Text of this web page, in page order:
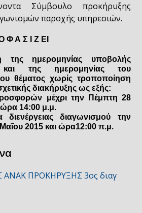
Σύμβουλο προκήρυξης
παροχής υπηρεσιών.
Ι Ζ E
της ημερομηνίας υποβολής
της ημερομηνίας του
θέματος χωρίς τροποποίηση
διακήρυξης ως εξής:
μέχρι την Πέμπτη 28
ώρα 14:00 μ.μ.
διενέργειας διαγωνισμού την
2015 και ώρα12:00 π.μ.
ΠΡΟΚΗΡΥΞΗΣ 3ος διαγ